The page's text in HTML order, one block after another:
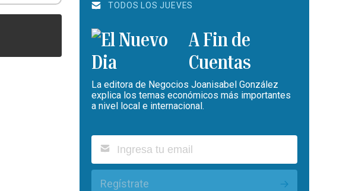
TODOS LOS JUEVES
A Fin de
Cuentas
La editora de Negocios Joanisabel González
explica los temas económicos más importantes
a nivel local e internacional.
Regístrate